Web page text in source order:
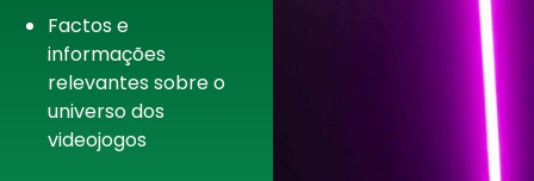
Factos e
informações
relevantes sobre o
universo dos
videojogos